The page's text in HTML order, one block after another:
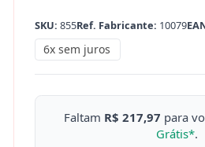
SKU: 855Ref. Fabricante: 10079
6x sem juros
Faltam R$ 217,97 para
Grátis*.